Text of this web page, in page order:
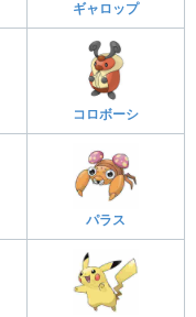
ギャロップ
コロボーシ
パラス